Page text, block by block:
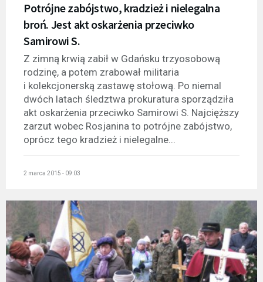
Potrójne zabójstwo, kradzież i nielegalna
broń. Jest akt oskarżenia przeciwko
Samirowi S.
Z zimną krwią zabił w Gdańsku trzyosobową
rodzinę, a potem zrabował militaria
i kolekcjonerską zastawę stołową. Po niemal
dwóch latach śledztwa prokuratura sporządziła
akt oskarżenia przeciwko Samirowi S. Najcięższy
zarzut wobec Rosjanina to potrójne zabójstwo,
oprócz tego kradzież i nielegalne...
2 marca 2015 - 09:03